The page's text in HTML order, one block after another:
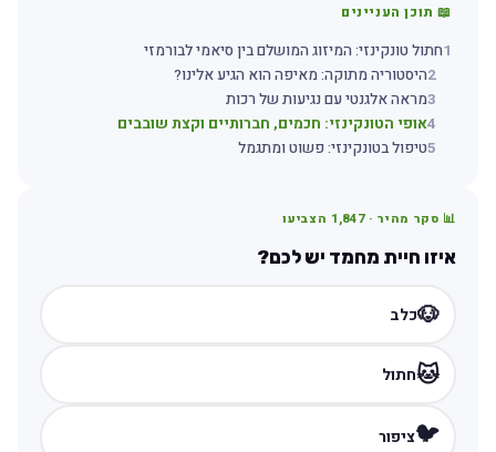
📖 תוכן העניינים
חתול טונקינזי: המיזוג המושלם בין סיאמי לבורמזי
2היסטוריה מתוקה: מאיפה הוא הגיע אלינו?
מראה אלגנטי עם נגיעות של רכות
אופי הטונקינזי: חכמים, חברותיים וקצת שובבים
טיפול בטונקינזי: פשוט ומתגמל
📊 סקר מהיר · 1,847הצביעו
איזו חיית מחמד יש לכם?
🐶כלב
🐱חתול
🐦ציפור